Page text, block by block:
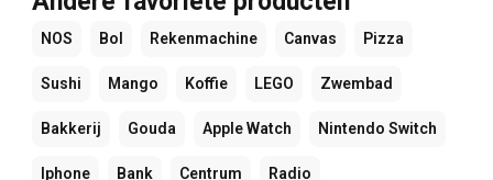
NOS Bol Rekenmachine Canvas Pizza
Sushi Mango Koffie LEGO Zwembad
Bakkerij Gouda Apple Watch Nintendo Switch
Iphone Bank Centrum Radio